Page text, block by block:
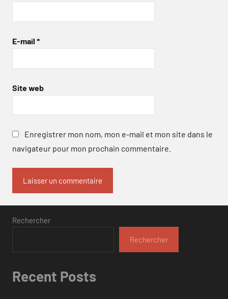
E-mail *
Site web
Enregistrer mon nom, mon e-mail et mon site dans le
navigateur pour mon prochain commentaire.
Rechercher
Rechercher
Recent Posts